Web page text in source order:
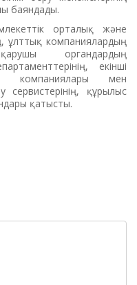
баяндады.
орталық және
ұлттық компаниялардың
органдардың
екінші
компаниялары мен
құрылыс
қатысты.